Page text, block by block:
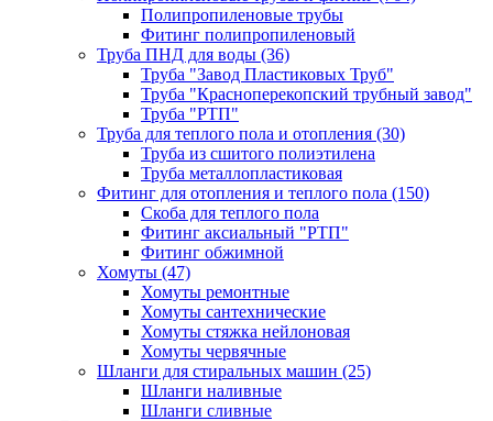
Полипропиленовые трубы
Фитинг полипропиленовый
Труба ПНД для воды (36)
Труба "Завод Пластиковых Труб"
Труба "Красноперекопский трубный завод"
Труба "РТП"
Труба для теплого пола и отопления (30)
Труба из сшитого полиэтилена
Труба металлопластиковая
Фитинг для отопления и теплого пола (150)
Скоба для теплого пола
Фитинг аксиальный "РТП"
Фитинг обжимной
Хомуты (47)
Хомуты ремонтные
Хомуты сантехнические
Хомуты стяжка нейлоновая
Хомуты червячные
Шланги для стиральных машин (25)
Шланги наливные
Шланги сливные